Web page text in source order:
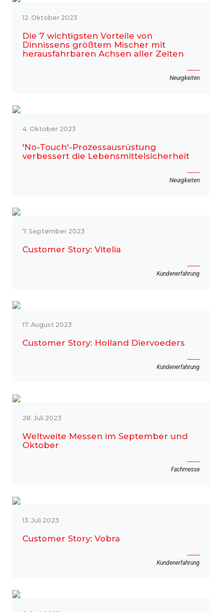
12. Oktober 2023
Die 7 wichtigsten Vorteile von
Dinnissens größtem Mischer mit
herausfahrbaren Achsen aller Zeiten
Neuigkeiten
4. Oktober 2023
'No-Touch'-Prozessausrüstung
verbessert die Lebensmittelsicherheit
Neuigkeiten
7. September 2023
Customer Story: Vitelia
Kundenerfahrung
17. August 2023
Customer Story: Holland Diervoeders
Kundenerfahrung
28. Juli 2023
Weltweite Messen im September und
Oktober
Fachmesse
13. Juli 2023
Customer Story: Vobra
Kundenerfahrung